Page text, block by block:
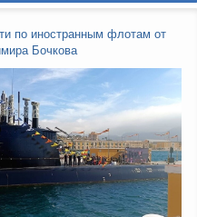
по иностранным флотам от
Бочкова